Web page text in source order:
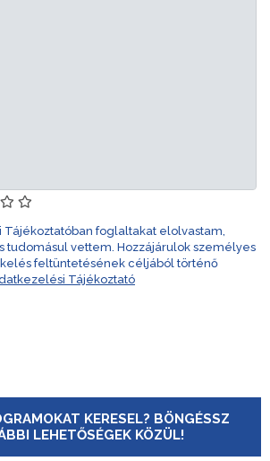
Tájékoztatóban foglaltakat elolvastam,
tudomásul vettem. Hozzájárulok személyes
feltüntetésének céljából történő
Tájékoztató
KERESEL? BÖNGÉSSZ
LEHETŐSÉGEK KÖZÜL!